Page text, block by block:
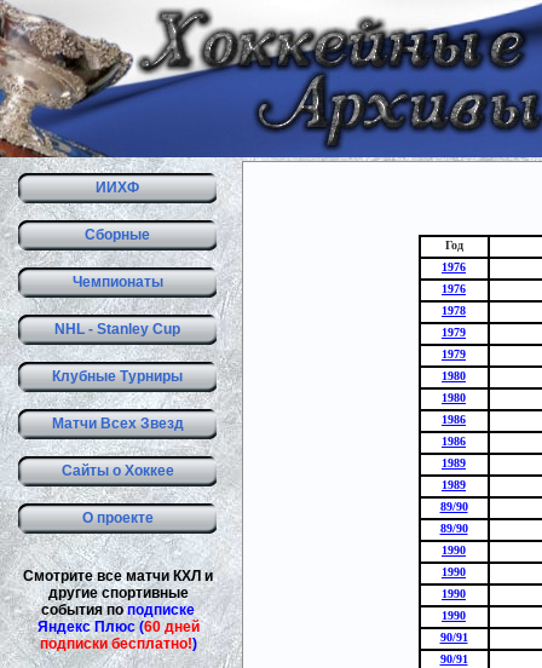
ИИХФ
Сборные
Чемпионаты
NHL - Stanley Cup
Клубные Турниры
Матчи Всех Звезд
Сайты о Хоккее
О проекте
Смотрите все матчи КХЛ и
другие спортивные
события поподписке
Яндекс Плюс (60 дней
подписки бесплатно!)
Год
1976
1976
1978
1979
1979
1980
1980
1986
1986
1989
1989
89/90
89/90
1990
1990
1990
1990
90/91
90/91